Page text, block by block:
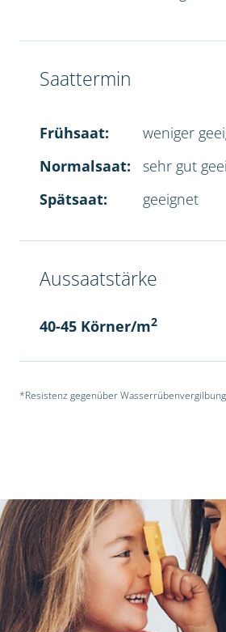
Saattermin
Frühsaat:
weniger
Normalsaat:
sehr gut
Spätsaat:
geeignet
Aussaatstärke
40-45 Körner/m2
*Resistenz gegenüber